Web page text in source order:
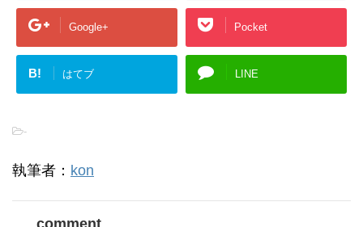
Google+ Pocket
B! はてブ LINE
-
執筆者： kon
comment